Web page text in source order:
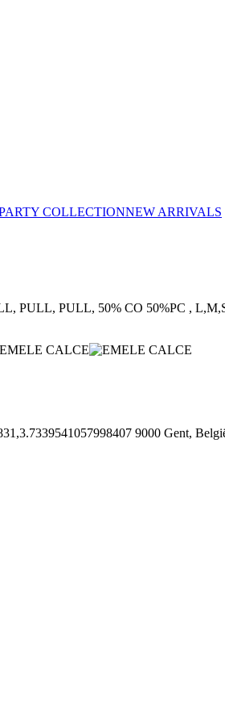
COLLECTIONNEW ARRIVALS
PULL, PULL, 50% CO 50%PC ,
9000 Gent,